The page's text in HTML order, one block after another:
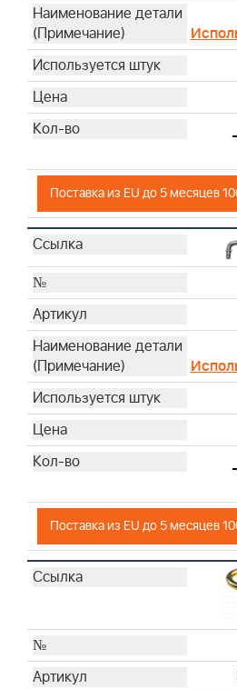
-
Поставка из EU до 5 месяцев
-
Поставка из EU до 5 месяцев